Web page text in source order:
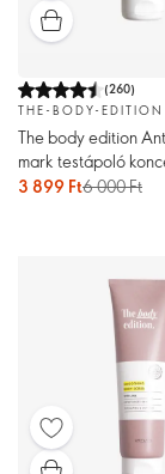
(260)
THE-BODY-EDITION
The body edition
mark testápoló
3 899 Ft6 000 Ft